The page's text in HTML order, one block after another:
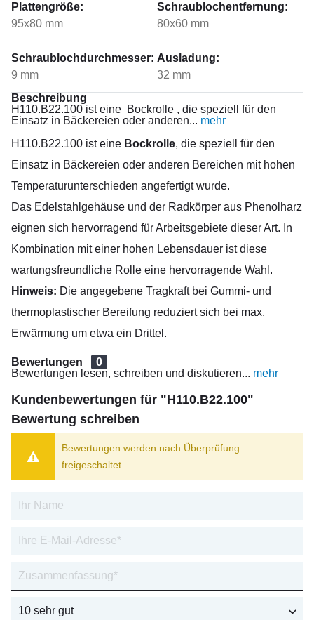
Plattengröße:
95x80 mm
Schraublochentfernung:
80x60 mm
Schraublochdurchmesser:
9 mm
Ausladung:
32 mm
Beschreibung
H110.B22.100 ist eine Bockrolle , die speziell für den
Einsatz in Bäckereien oder anderen... mehr
H110.B22.100 ist eine Bockrolle, die speziell für den
Einsatz in Bäckereien oder anderen Bereichen mit hohen
Temperaturunterschieden angefertigt wurde.
Das Edelstahlgehäuse und der Radkörper aus Phenolharz
eignen sich hervorragend für Arbeitsgebiete dieser Art. In
Kombination mit einer hohen Lebensdauer ist diese
wartungsfreundliche Rolle eine hervorragende Wahl.
Hinweis: Die angegebene Tragkraft bei Gummi- und
thermoplastischer Bereifung reduziert sich bei max.
Erwärmung um etwa ein Drittel.
Bewertungen
0
Bewertungen lesen, schreiben und diskutieren... mehr
Kundenbewertungen für "H110.B22.100"
Bewertung schreiben
Bewertungen werden nach Überprüfung
freigeschaltet.